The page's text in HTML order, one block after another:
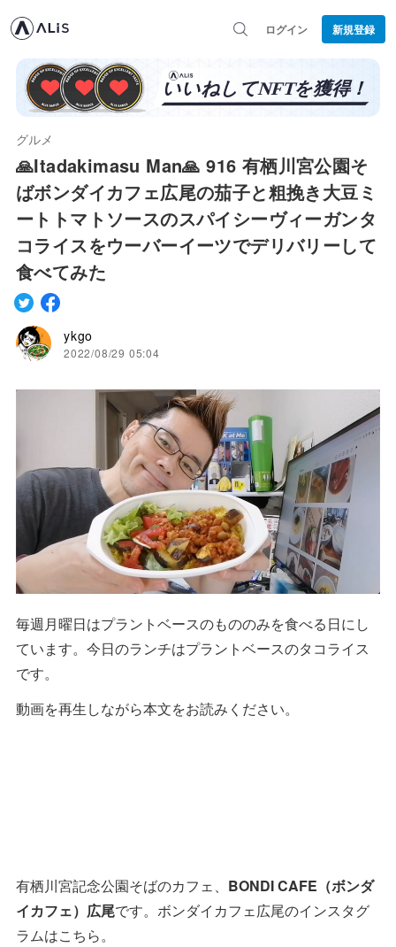
ログイン 新規登録
グルメ
🙏Itadakimasu Man🙏 916 有栖川宮公園そ
ばボンダイカフェ広尾の茄子と粗挽き大豆ミ
ートトマトソースのスパイシーヴィーガンタ
コライスをウーバーイーツでデリバリーして
食べてみた
ykgo
2022/08/29 05:04
毎週月曜日はプラントベースのもののみを食べる日にし
ています。今日のランチはプラントベースのタコライス
です。
動画を再生しながら本文をお読みください。
有栖川宮記念公園そばのカフェ、 BONDI CAFE（ボンダ
イカフェ）広尾です。ボンダイカフェ広尾のインスタグ
ラムはこちら。